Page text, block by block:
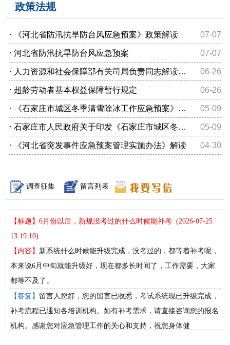
政策法规
· 《河北省防汛抗旱防台风应急预案》政策解读 07-07
· 河北省防汛抗旱防台风应急预案 07-07
· 人力资源和社会保障部有关司局负责同志解读《超龄劳动者基本权益... 06-26
· 超龄劳动者基本权益保障暂行规定 06-26
· 《石家庄市城区冬季清雪除冰工作应急预案》解读 05-09
· 石家庄市人民政府关于印发《石家庄市城区冬季融雪清雪工作应急预... 05-09
· 《河北省突发事件应急预案管理实施办法》解读 04-30
调查征集 留言列表